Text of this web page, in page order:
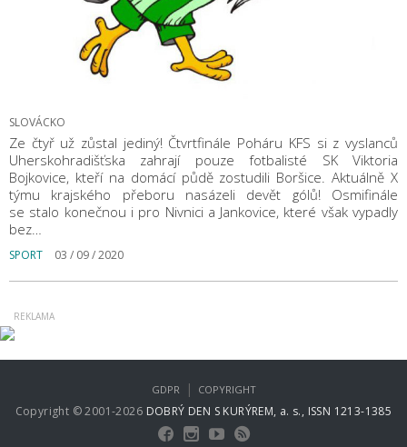
SLOVÁCKO
Ze čtyř už zůstal jediný! Čtvrtfinále Poháru KFS si z vyslanců
Uherskohradišťska zahrají pouze fotbalisté SK Viktoria
Bojkovice, kteří na domácí půdě zostudili Boršice. Aktuálně X
týmu krajského přeboru nasázeli devět gólů! Osmifinále
se stalo konečnou i pro Nivnici a Jankovice, které však vypadly
bez…
SPORT 03 / 09 / 2020
Copyright © 2001-2026 DOBRÝ DEN S KURÝREM, a. s., ISSN 1213-1385
GDPR | COPYRIGHT